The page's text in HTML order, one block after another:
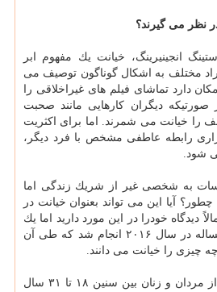
نظر می گیرند؟
انجینیرینگ، خیانت یك مفهوم ابر
مختلف به اشكال گوناگون توصیف می
دارد تماشای فیلم های غیراخلاقی را
صورتیكه دیگران كارهایی مانند صحبت
را خیانت می شمرند. اما برای اكثریت
رابطه عاطفی مشخص با فرد دیگر،
شود.
به شخصی غیر از شریك زندگی اما
آیا این می تواند بعنوان خیانت در
دیدگاه خودرا در این مورد دارید اما یك
نظرسنجی در مورد این مساله در سال ۲۰۱۶ انجام شد كه طی آن
مصاحبه شوندگان تلفیقی از مردان و زنان بین سنین ۱۸ تا ۳۱ سال